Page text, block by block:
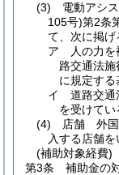
(3)
電動アシ
105号)第2条
て、次に掲げ
ア
人の力
路交通法施
に規定する
イ
道路交通
を受けてい
(4)
店舗 外国
入する店舗を
(補助対象経費)
第3条
補助金の